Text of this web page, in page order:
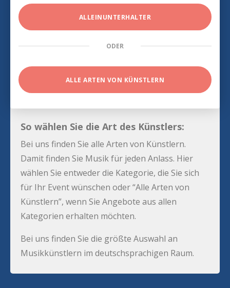
ALLEINUNTERHALTER
ODER
ALLE ARTEN VON KÜNSTLERN
So wählen Sie die Art des Künstlers:
Bei uns finden Sie alle Arten von Künstlern.
Damit finden Sie Musik für jeden Anlass. Hier
wählen Sie entweder die Kategorie, die Sie sich
für Ihr Event wünschen oder “Alle Arten von
Künstlern”, wenn Sie Angebote aus allen
Kategorien erhalten möchten.
Bei uns finden Sie die größte Auswahl an
Musikkünstlern im deutschsprachigen Raum.